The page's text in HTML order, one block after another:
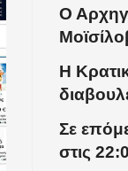
Ο
Η
Σε
στις